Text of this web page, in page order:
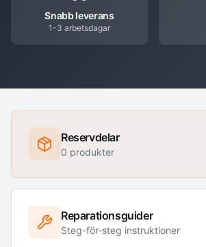
Snabb leverans
1-3 arbetsdagar
Reservdelar
0 produkter
Reparationsguider
Steg-för-steg instruktioner